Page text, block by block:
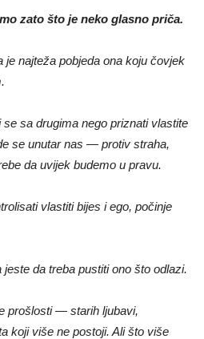
zato što je neko glasno priča.
je najteža pobjeda ona koju čovjek
sa drugima nego priznati vlastite
se unutar nas — protiv straha,
da uvijek budemo u pravu.
vlastiti bijes i ego, počinje
da treba pustiti ono što odlazi.
prošlosti — starih ljubavi,
koji više ne postoji. Ali što više